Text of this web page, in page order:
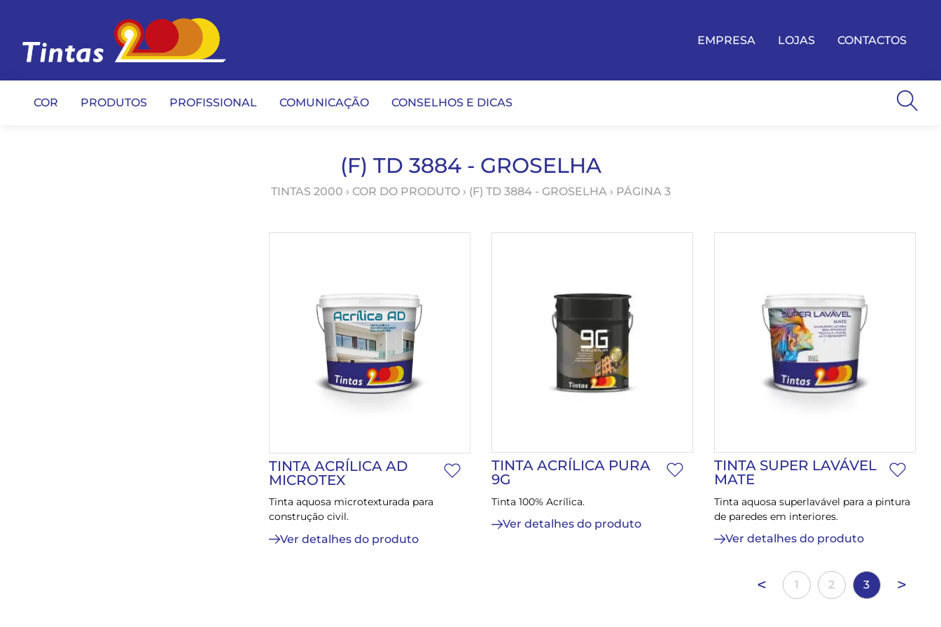
EMPRESA LOJAS CONTACTOS
COR PRODUTOS PROFISSIONAL COMUNICAÇÃO CONSELHOS E DICAS
(F) TD 3884 - GROSELHA
TINTAS 2000 › COR DO PRODUTO › (F) TD 3884 - GROSELHA› PÁGINA 3
TINTA ACRÍLICA AD
MICROTEX
Tinta aquosa microtexturada para
construção civil.
Ver detalhes do produto
TINTA ACRÍLICA PURA
9G
Tinta 100% Acrílica.
Ver detalhes do produto
TINTA SUPER LAVÁVEL
MATE
Tinta aquosa superlavável para a pintura
de paredes em interiores.
Ver detalhes do produto
< 1 2 3 >